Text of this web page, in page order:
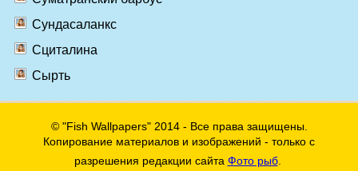
Сундасаланкс
Сциталина
Сырть
© "Fish Wallpapers" 2014 - Все права защищены.
Копирование материалов и изображений - только с
разрешения редакции сайта Фото рыб.